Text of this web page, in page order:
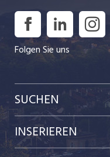
Folgen Sie uns
SUCHEN
Jobs im Kanton Bern
INSERIEREN